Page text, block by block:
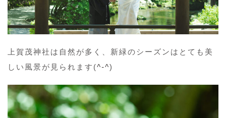
上賀茂神社は自然が多く、新緑のシーズンはとても美
しい風景が見られます(^-^)